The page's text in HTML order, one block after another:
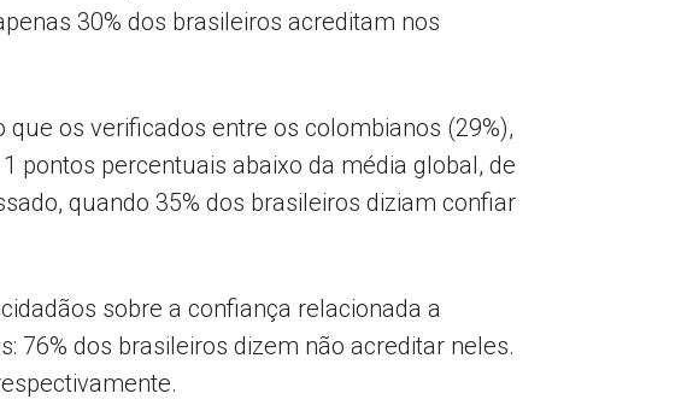
30% dos brasileiros acreditam nos
os verificados entre os colombianos (29%),
pontos percentuais abaixo da média global, de
quando 35% dos brasileiros diziam confiar
sobre a confiança relacionada a
76% dos brasileiros dizem não acreditar neles.